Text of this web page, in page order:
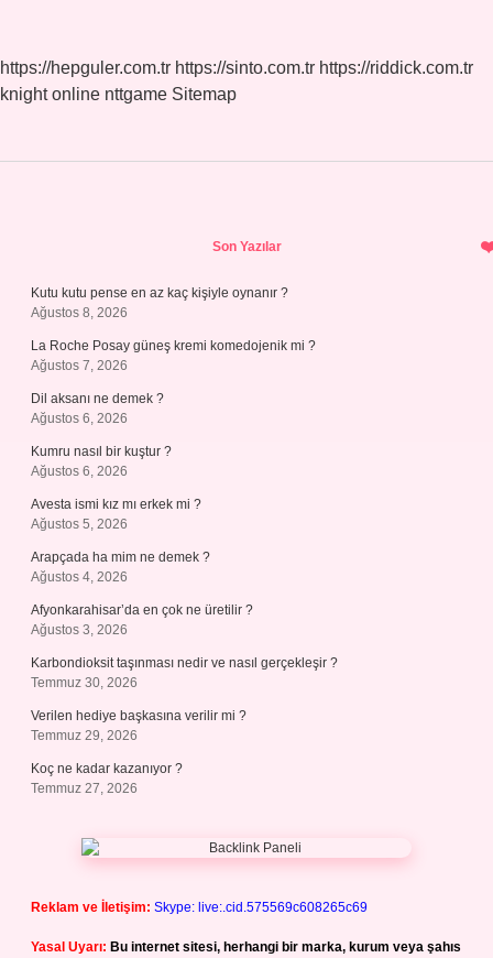
https://hepguler.com.tr https://sinto.com.tr https://riddick.com.tr
knight online nttgame Sitemap
Son Yazılar
Kutu kutu pense en az kaç kişiyle oynanır ?
Ağustos 8, 2026
La Roche Posay güneş kremi komedojenik mi ?
Ağustos 7, 2026
Dil aksanı ne demek ?
Ağustos 6, 2026
Kumru nasıl bir kuştur ?
Ağustos 6, 2026
Avesta ismi kız mı erkek mi ?
Ağustos 5, 2026
Arapçada ha mim ne demek ?
Ağustos 4, 2026
Afyonkarahisar’da en çok ne üretilir ?
Ağustos 3, 2026
Karbondioksit taşınması nedir ve nasıl gerçekleşir ?
Temmuz 30, 2026
Verilen hediye başkasına verilir mi ?
Temmuz 29, 2026
Koç ne kadar kazanıyor ?
Temmuz 27, 2026
Reklam ve İletişim: Skype: live:.cid.575569c608265c69
Yasal Uyarı: Bu internet sitesi, herhangi bir marka, kurum veya şahıs